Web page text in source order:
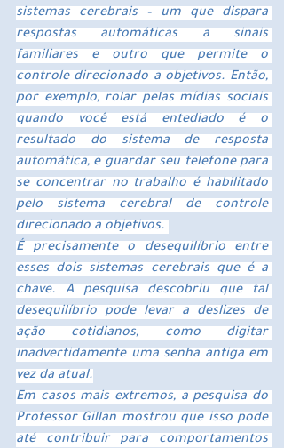
sistemas cerebrais – um que dispara
respostas automáticas a sinais
familiares e outro que permite o
controle direcionado a objetivos. Então,
por exemplo, rolar pelas mídias sociais
quando você está entediado é o
resultado do sistema de resposta
automática, e guardar seu telefone para
se concentrar no trabalho é habilitado
pelo sistema cerebral de controle
direcionado a objetivos.
É precisamente o desequilíbrio entre
esses dois sistemas cerebrais que é a
chave. A pesquisa descobriu que tal
desequilíbrio pode levar a deslizes de
ação cotidianos, como digitar
inadvertidamente uma senha antiga em
vez da atual.
Em casos mais extremos, a pesquisa do
Professor Gillan mostrou que isso pode
até contribuir para comportamentos